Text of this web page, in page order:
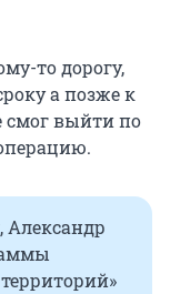
то дорогу,
а позже к
смог выйти по
Александр